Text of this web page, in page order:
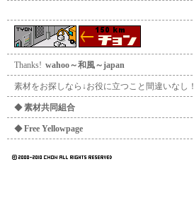
Thanks! wahoo～和風～japan
素材をお探しなら↓お役に立つこと間違いなし！
◆素材共同組合
◆Free Yellowpage